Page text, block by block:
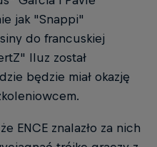
jak "Snappi"
do francuskiej
Iluz został
będzie miał okazję
ENCE znalazło za nich